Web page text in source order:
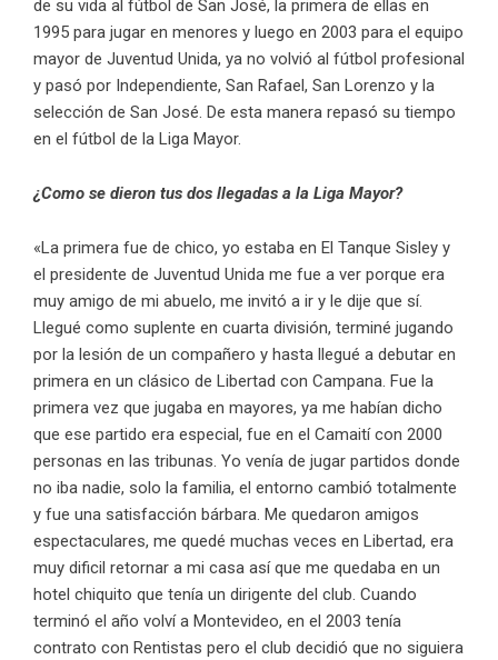
de su vida al fútbol de San José, la primera de ellas en
1995 para jugar en menores y luego en 2003 para el equipo
mayor de Juventud Unida, ya no volvió al fútbol profesional
y pasó por Independiente, San Rafael, San Lorenzo y la
selección de San José. De esta manera repasó su tiempo
en el fútbol de la Liga Mayor.
¿Como se dieron tus dos llegadas a la Liga Mayor?
«La primera fue de chico, yo estaba en El Tanque Sisley y
el presidente de Juventud Unida me fue a ver porque era
muy amigo de mi abuelo, me invitó a ir y le dije que sí.
Llegué como suplente en cuarta división, terminé jugando
por la lesión de un compañero y hasta llegué a debutar en
primera en un clásico de Libertad con Campana. Fue la
primera vez que jugaba en mayores, ya me habían dicho
que ese partido era especial, fue en el Camaití con 2000
personas en las tribunas. Yo venía de jugar partidos donde
no iba nadie, solo la familia, el entorno cambió totalmente
y fue una satisfacción bárbara. Me quedaron amigos
espectaculares, me quedé muchas veces en Libertad, era
muy dificil retornar a mi casa así que me quedaba en un
hotel chiquito que tenía un dirigente del club. Cuando
terminó el año volví a Montevideo, en el 2003 tenía
contrato con Rentistas pero el club decidió que no siguiera